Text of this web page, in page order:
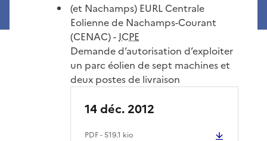
(et Nachamps) EURL Centrale
Eolienne de Nachamps-Courant
(CENAC) - ICPE
Demande d’autorisation d’exploiter
un parc éolien de sept machines et
deux postes de livraison
14 déc. 2012
PDF- 519.1 kio